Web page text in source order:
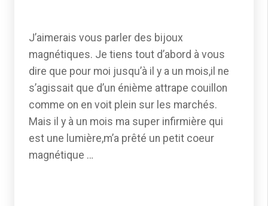
J’aimerais vous parler des bijoux
magnétiques. Je tiens tout d’abord à vous
dire que pour moi jusqu’à il y a un mois,il ne
s’agissait que d’un énième attrape couillon
comme on en voit plein sur les marchés.
Mais il y à un mois ma super infirmière qui
est une lumière,m’a prêté un petit coeur
magnétique …